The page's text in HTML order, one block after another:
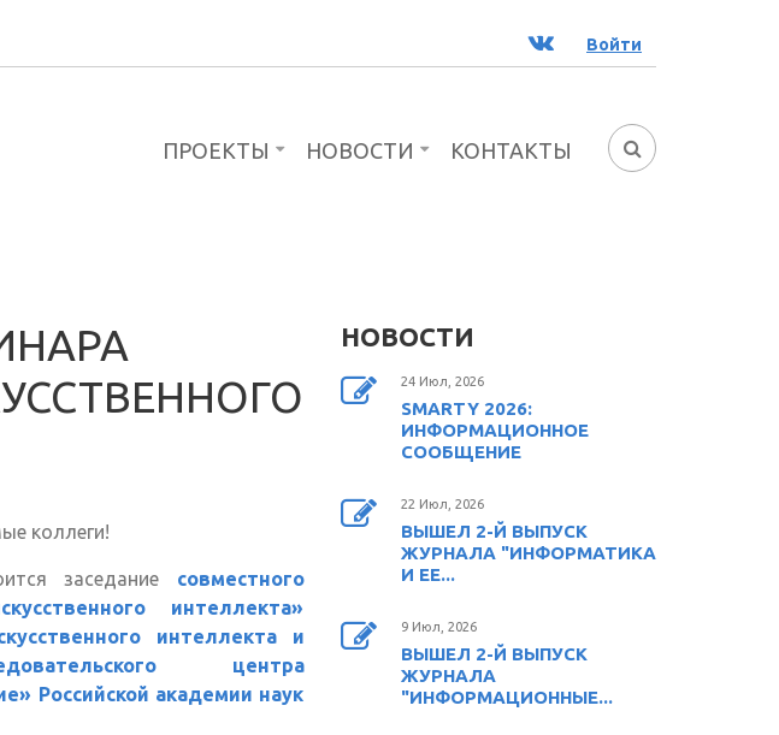
ВК Войти
ФОРМА
ПРОЕКТЫ НОВОСТИ КОНТАКТЫ
коллеги!
заседание совместного
интеллекта»
интеллекта и
центра
Российской академии наук
НОВОСТИ
24 Июл, 2026
SMARTY 2026:
ИНФОРМАЦИОННОЕ
СООБЩЕНИЕ
22 Июл, 2026
ВЫШЕЛ 2-Й ВЫПУСК
ЖУРНАЛА "ИНФОРМАТИКА
И ЕЕ...
9 Июл, 2026
ВЫШЕЛ 2-Й ВЫПУСК
ЖУРНАЛА
"ИНФОРМАЦИОННЫЕ...